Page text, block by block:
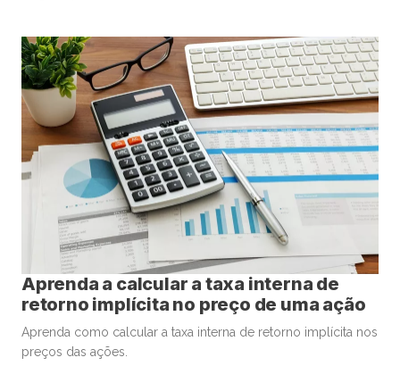
Aprenda a calcular a taxa interna de
retorno implícita no preço de uma ação
Aprenda como calcular a taxa interna de retorno implícita nos
preços das ações.